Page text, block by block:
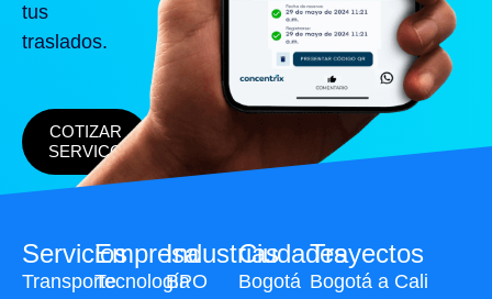
tus
traslados.
COTIZAR
SERVICO
Servicios
Transporte
Industrias
BPO
Ciudades
Bogotá
Trayectos
Bogotá a Cali
Empresa
Tecnología